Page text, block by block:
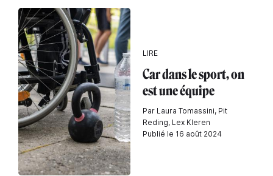
LIRE
Car dans le sport, on
est une équipe
Par Laura Tomassini, Pit
Reding, Lex Kleren
Publié le 16 août 2024